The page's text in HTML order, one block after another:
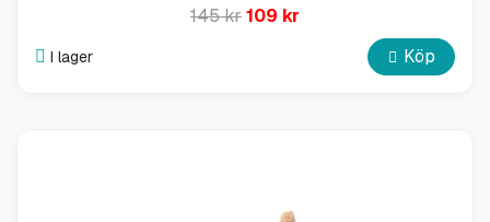
145 kr109 kr
I lager Köp